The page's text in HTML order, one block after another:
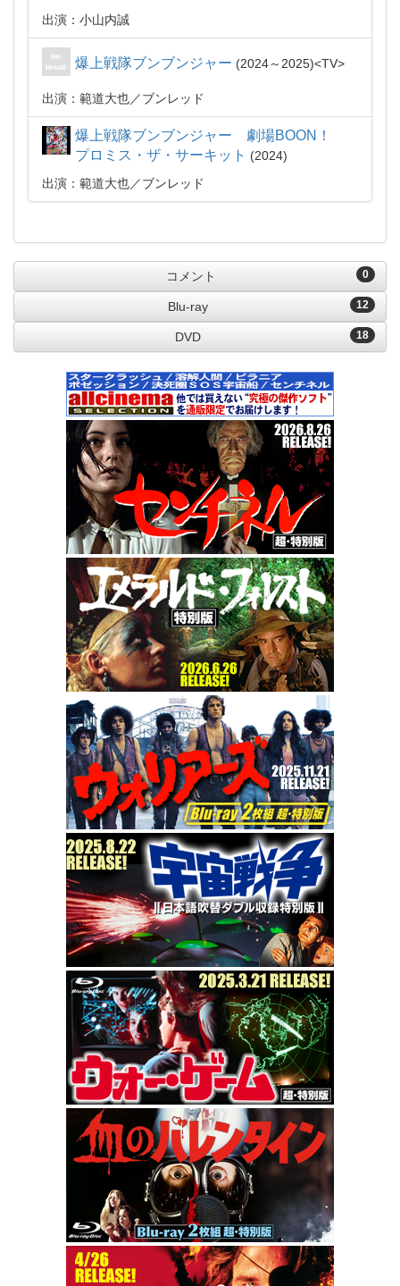
出演：小山内誠
爆上戦隊ブンブンジャー 2024～2025 TV
出演：範道大也／ブンレッド
爆上戦隊ブンブンジャー 劇場BOON！
プロミス・ザ・サーキット
2024
出演：範道大也／ブンレッド
0
コメント
12
Blu-ray
18
DVD